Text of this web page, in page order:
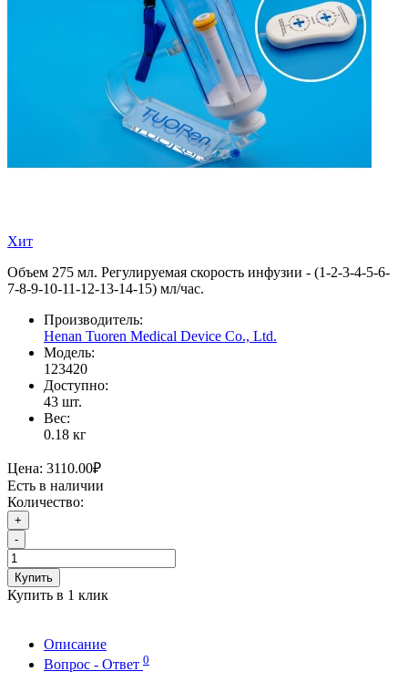
Хит
Объем 275 мл. Регулируемая скорость инфузии - (1-2-3-4-5-6-
7-8-9-10-11-12-13-14-15) мл/час.
Производитель:
Henan Tuoren Medical Device Co., Ltd.
Модель:
123420
Доступно:
43 шт.
Вес:
0.18 кг
Цена: 3110.00₽
Есть в наличии
Количество:
+
-
Купить
Купить в 1 клик
Описание
Вопрос - Ответ 0